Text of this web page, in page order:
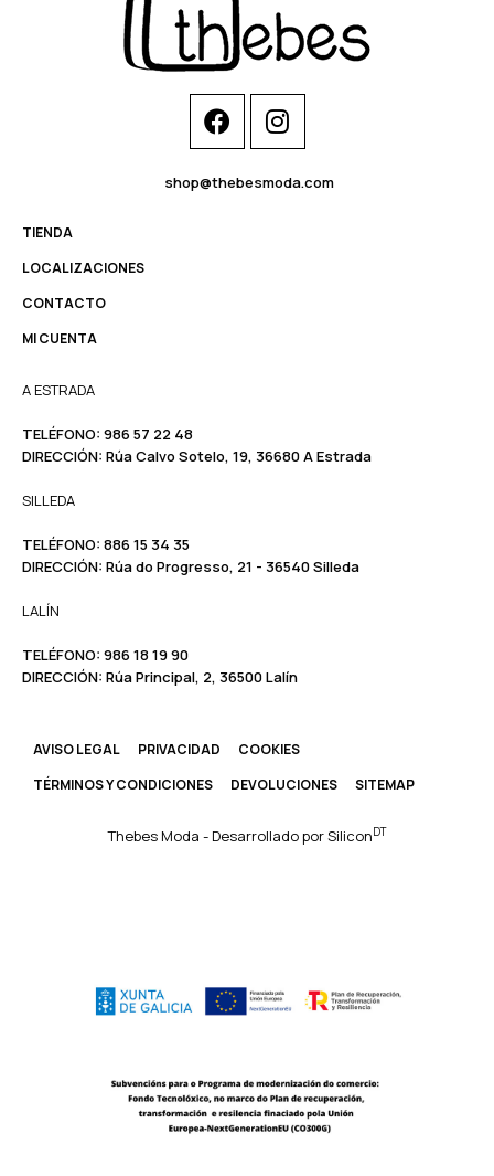
shop@thebesmoda.com
TIENDA
LOCALIZACIONES
CONTACTO
MI CUENTA
A ESTRADA
TELÉFONO: 986 57 22 48
DIRECCIÓN: Rúa Calvo Sotelo, 19, 36680 A Estrada
SILLEDA
TELÉFONO: 886 15 34 35
DIRECCIÓN: Rúa do Progresso, 21 - 36540 Silleda
LALÍN
TELÉFONO: ​​ 986 18 19 90
DIRECCIÓN: Rúa Principal, 2, 36500 Lalín
AVISO LEGAL PRIVACIDAD
COOKIES
TÉRMINOS Y CONDICIONES
DEVOLUCIONES SITEMAP
Thebes Moda - Desarrollado porSilicon DT